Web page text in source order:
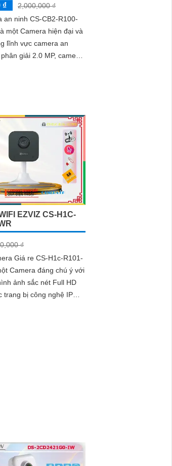
₫
2,000,000 ₫
an ninh CS-CB2-R100-
một Camera hiện đại và
lĩnh vực camera an
EZVIZ CS-H1C-
₫
Giá re CS-H1c-R101-
Camera đáng chú ý với
ảnh sắc nét Full HD